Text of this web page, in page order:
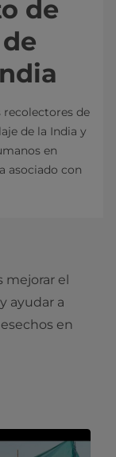
de
de
de la India y
en
asociado con
mejorar el
ayudar a
en